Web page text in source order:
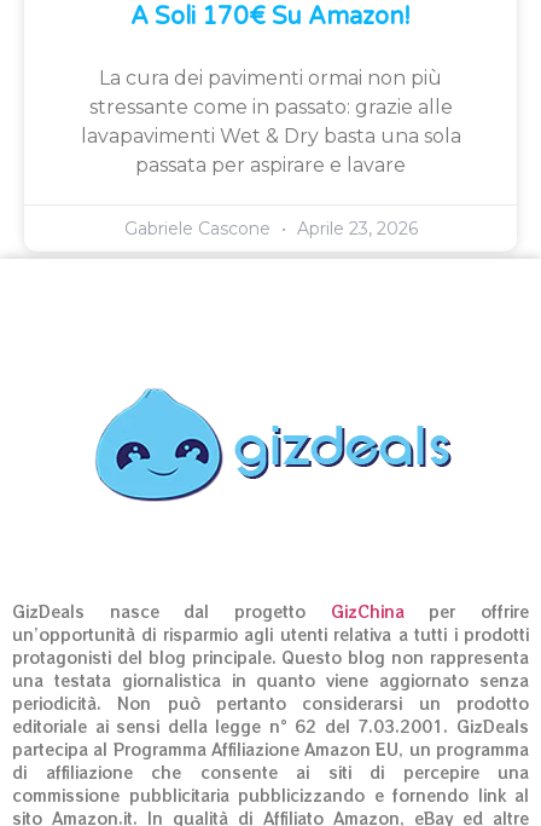
A Soli 170€ Su Amazon!
La cura dei pavimenti ormai non più
stressante come in passato: grazie alle
lavapavimenti Wet & Dry basta una sola
passata per aspirare e lavare
Gabriele Cascone Aprile 23, 2026
GizDeals nasce dal progetto GizChinaper offrire
un’opportunità di risparmio agli utenti relativa a tutti i prodotti
protagonisti del blog principale. Questo blog non rappresenta
una testata giornalistica in quanto viene aggiornato senza
periodicità. Non può pertanto considerarsi un prodotto
editoriale ai sensi della legge n° 62 del 7.03.2001. GizDeals
partecipa al Programma Affiliazione Amazon EU, un programma
di affiliazione che consente ai siti di percepire una
commissione pubblicitaria pubblicizzando e fornendo link al
sito Amazon.it. In qualità di Affiliato Amazon, eBay ed altre